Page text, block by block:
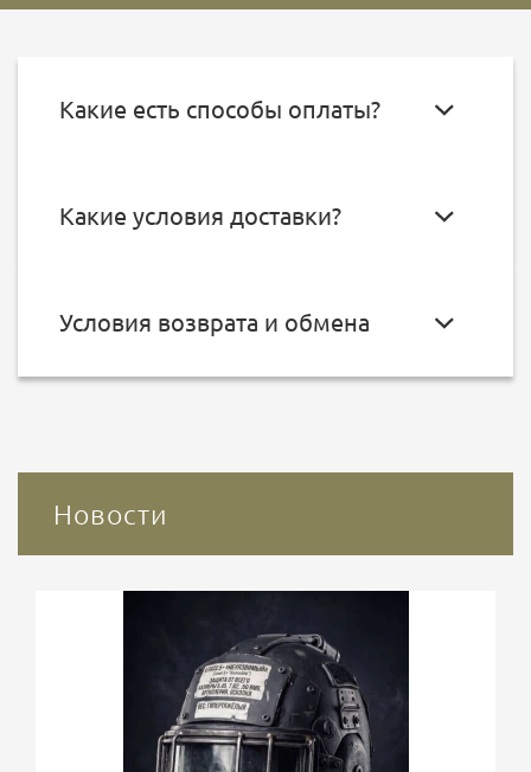
Какие есть способы оплаты?
Какие условия доставки?
Условия возврата и обмена
Новости